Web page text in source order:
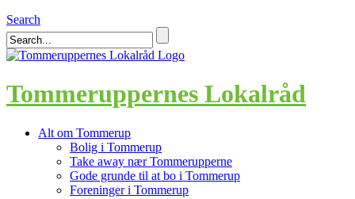
Search
Tommeruppernes Lokalråd
Alt om Tommerup
Bolig i Tommerup
Take away nær Tommerupperne
Gode grunde til at bo i Tommerup
Foreninger i Tommerup